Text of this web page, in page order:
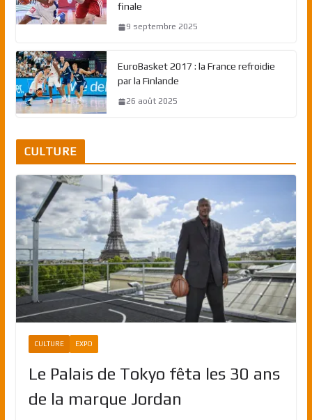
finale
9 septembre 2025
EuroBasket 2017 : la France refroidie
par la Finlande
26 août 2025
CULTURE
CULTURE EXPO
Le Palais de Tokyo fêta les 30 ans
de la marque Jordan